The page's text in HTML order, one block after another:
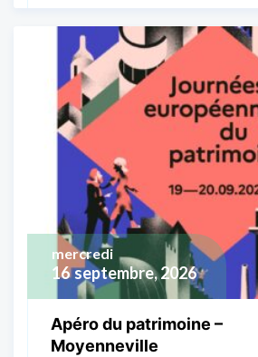
16 septembre, 2026
mercredi
Apéro du patrimoine –
Moyenneville